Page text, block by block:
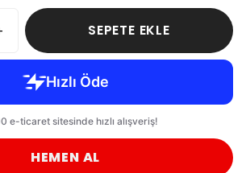
SEPETE EKLE
HEMEN AL